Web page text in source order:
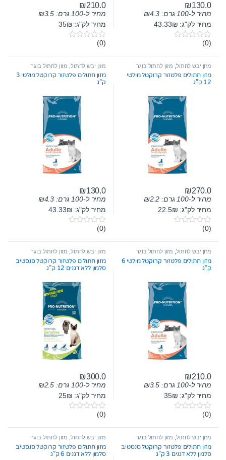
₪130.0
מחיר ל-100 גרם: ₪4.3
מחיר לק"ג: 43.33₪
0
t
o
f
5
(0)
₪210.0
מחיר ל-100 גרם: ₪3.5
מחיר לק"ג: 35₪
0
t
o
f
5
(0)
מזון יבש לחתול מזון לחתול בוגר
מזון חתולים פלטזור קרוקטל מולטי
12 ק”ג
₪270.0
מחיר ל-100 גרם: ₪2.2
מחיר לק"ג: 22.5₪
0
t
o
f
5
(0)
מזון יבש לחתול מזון לחתול בוגר
מזון חתולים פלטזור קרוקטל מולטי 3
ק”ג
₪130.0
מחיר ל-100 גרם: ₪4.3
מחיר לק"ג: 43.33₪
0
t
o
f
5
(0)
מזון יבש לחתול מזון לחתול בוגר
מזון חתולים פלטזור קרוקטל מולטי 6
ק”ג
₪210.0
מחיר ל-100 גרם: ₪3.5
מחיר לק"ג: 35₪
0
t
o
f
5
(0)
מזון יבש לחתול מזון לחתול בוגר
מזון חתולים פלטזור קרוקטל סנסטיב
סלמון ללא דגנים 12 ק”ג
₪300.0
מחיר ל-100 גרם: ₪2.5
מחיר לק"ג: 25₪
0
t
o
f
5
(0)
מזון יבש לחתול מזון לחתול בוגר
מזון חתולים פלטזור קרוקטל סנסטיב
סלמון ללא דגנים 3 ק”ג
מזון יבש לחתול מזון לחתול בוגר
מזון חתולים פלטזור קרוקטל סנסטיב
סלמון ללא דגנים 6 ק”ג